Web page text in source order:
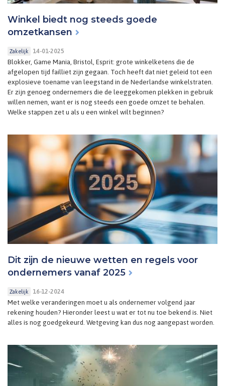
Winkel biedt nog steeds goede
omzetkansen
Zakelijk 14-01-2025
Blokker, Game Mania, Bristol, Esprit: grote winkelketens die de
afgelopen tijd failliet zijn gegaan. Toch heeft dat niet geleid tot een
explosieve toename van leegstand in de Nederlandse winkelstraten.
Er zijn genoeg ondernemers die de leeggekomen plekken in gebruik
willen nemen, want er is nog steeds een goede omzet te behalen.
Welke stappen zet u als u een winkel wilt beginnen?
Dit zijn de nieuwe wetten en regels voor
ondernemers vanaf 2025
Zakelijk 16-12-2024
Met welke veranderingen moet u als ondernemer volgend jaar
rekening houden? Hieronder leest u wat er tot nu toe bekend is. Niet
alles is nog goedgekeurd. Wetgeving kan dus nog aangepast worden.